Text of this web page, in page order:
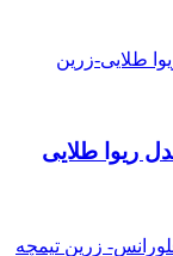
ریوا طلایی